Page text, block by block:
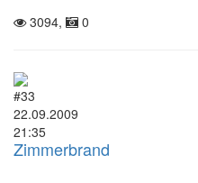
3094, 0
#33
22.09.2009
21:35
Zimmerbrand